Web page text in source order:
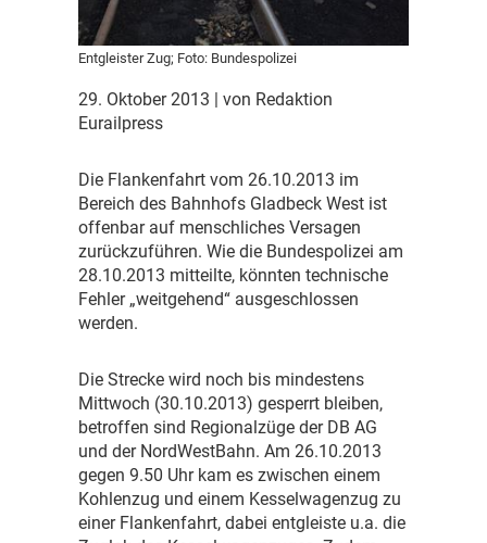
Entgleister Zug; Foto: Bundespolizei
29. Oktober 2013 | von Redaktion
Eurailpress
Die Flankenfahrt vom 26.10.2013 im
Bereich des Bahnhofs Gladbeck West ist
offenbar auf menschliches Versagen
zurückzuführen. Wie die Bundespolizei am
28.10.2013 mitteilte, könnten technische
Fehler „weitgehend“ ausgeschlossen
werden.
Die Strecke wird noch bis mindestens
Mittwoch (30.10.2013) gesperrt bleiben,
betroffen sind Regionalzüge der DB AG
und der NordWestBahn. Am 26.10.2013
gegen 9.50 Uhr kam es zwischen einem
Kohlenzug und einem Kesselwagenzug zu
einer Flankenfahrt, dabei entgleiste u.a. die